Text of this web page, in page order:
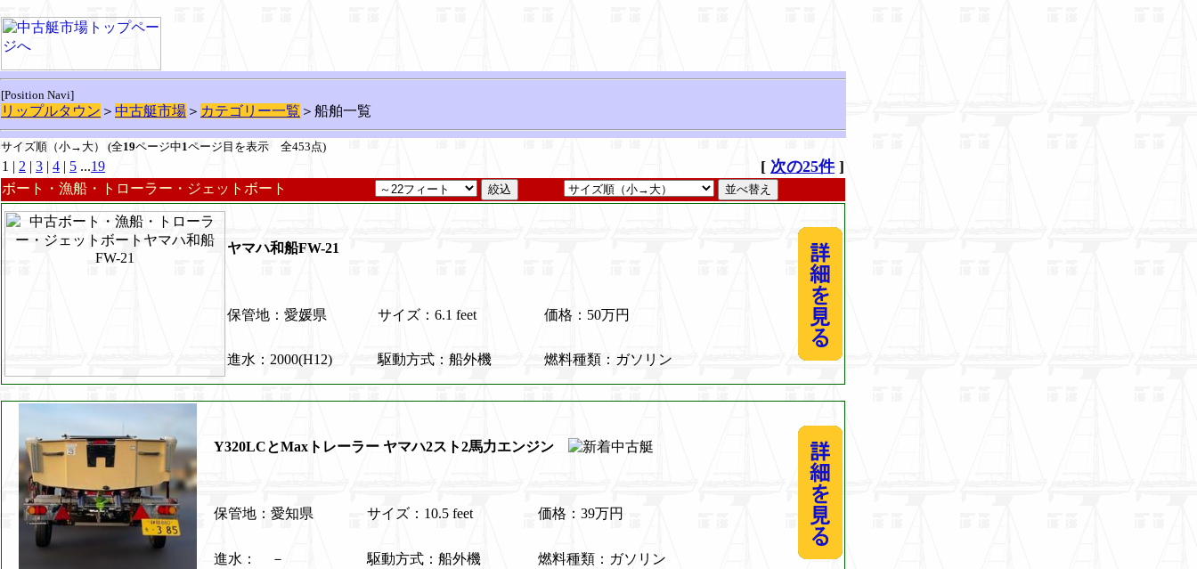
[Position Navi]
リップルタウン ＞ 中古艇市場 ＞ カテゴリー一覧 ＞船舶一覧
サイズ順（小→大） (全19ページ中1ページ目を表示 全453点)
1 | 2 | 3 | 4 | 5 ...19 [ 次の25件]
ボート・漁船・トローラー・ジェットボート
ヤマハ和船FW-21
保管地：愛媛県 サイズ：6.1 feet 価格：50万円
進水：2000(H12) 駆動方式：船外機 燃料種類：ガソリン
Y320LCとMaxトレーラー ヤマハ2スト2馬力エンジン
保管地：愛知県 サイズ：10.5 feet 価格：39万円
進水： － 駆動方式：船外機 燃料種類：ガソリン